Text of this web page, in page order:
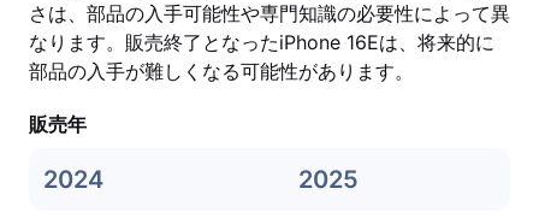
さは、部品の入手可能性や専門知識の必要性によって異
なります。販売終了となったiPhone 16Eは、将来的に
部品の入手が難しくなる可能性があります。
販売年
2024 2025